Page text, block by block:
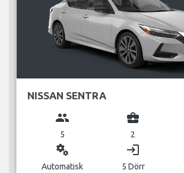
NISSAN SENTRA
group
5
business_center
2
miscellaneous_services
Automatisk
login
5 Dörr